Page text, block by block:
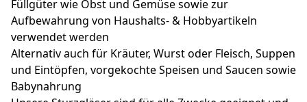
Füllgüter wie Obst und Gemüse sowie zur
Aufbewahrung von Haushalts- & Hobbyartikeln
verwendet werden
Alternativ auch für Kräuter, Wurst oder Fleisch, Suppen
und Eintöpfen, vorgekochte Speisen und Saucen sowie
Babynahrung